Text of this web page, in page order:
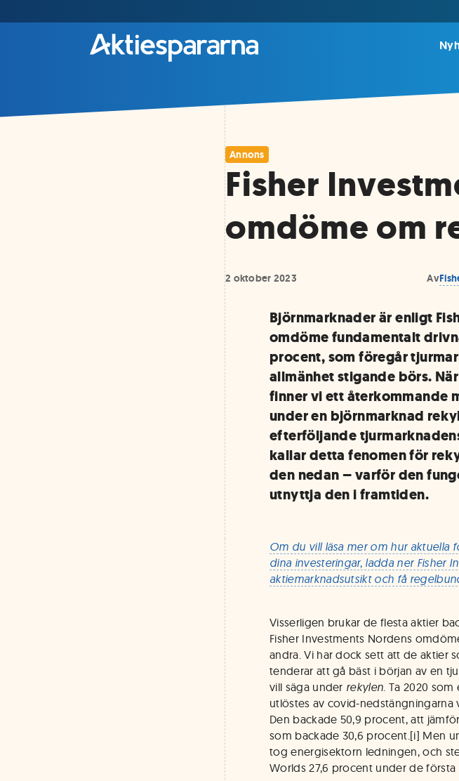
Annons
Fisher
omdöme om
2 oktober 2023 Av
Björnmarknader är enligt
omdöme fundamentalt
procent, som föregår
allmänhet stigande börs.
finner vi ett återkommande
under en björnmarknad
efterföljande
kallar detta fenomen för
den nedan – varför den
utnyttja den i framtiden.
Om du vill läsa mer om hur aktuella
dina investeringar, ladda ner Fisher
aktiemarknadsutsikt och få
Visserligen brukar de flesta aktier
Fisher Investments Nordens
andra. Vi har dock sett att de aktier
tenderar att gå bäst i början av en
vill säga under rekylen. Ta 2020
utlöstes av covid-
Den backade 50,9 procent, att
som backade 30,6 procent.[i] Men
tog energisektorn ledningen, och
Worlds 27,6 procent under de